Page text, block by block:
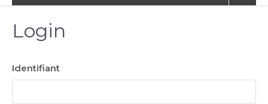
Login
Identifiant